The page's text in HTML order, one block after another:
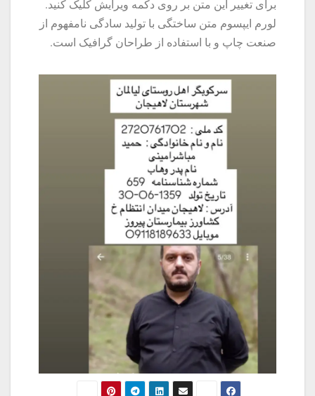
برای تغییر این متن بر روی دکمه ویرایش کلیک کنید.
لورم ایپسوم متن ساختگی با تولید سادگی نامفهوم از
صنعت چاپ و با استفاده از طراحان گرافیک است.